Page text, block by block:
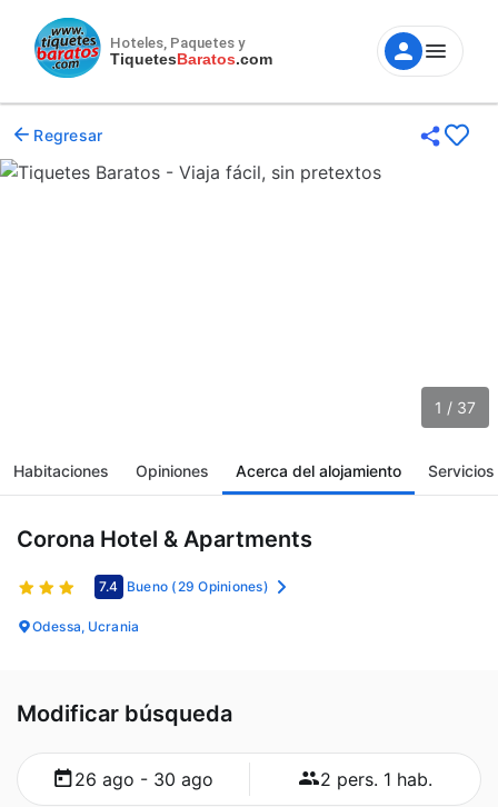
Hoteles, Paquetes y
TiquetesBaratos.com
Regresar
1 / 37
Habitaciones Opiniones Acerca del alojamiento Servicios
Corona Hotel & Apartments
7.4 Bueno (29 Opiniones)
Odessa, Ucrania
Modificar búsqueda
26 ago - 30 ago 2 pers. 1 hab.